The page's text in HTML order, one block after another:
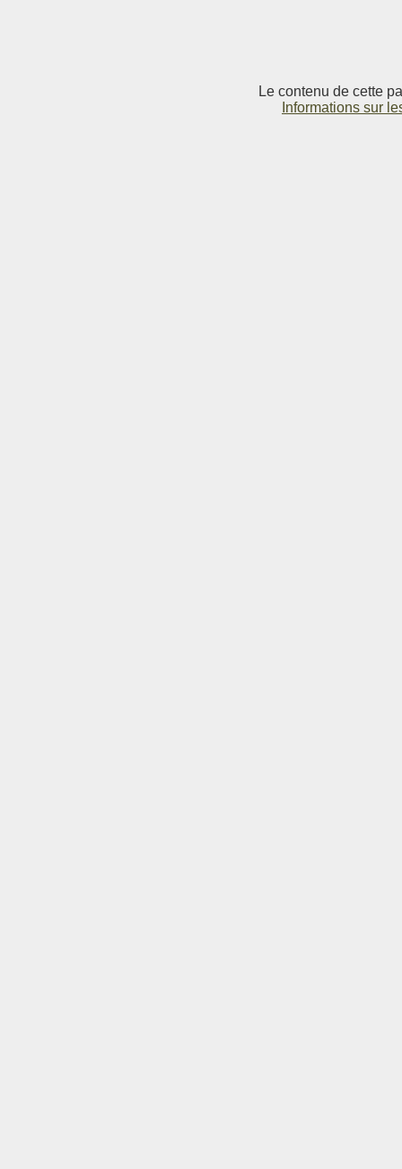
Le contenu de cette
Informations sur